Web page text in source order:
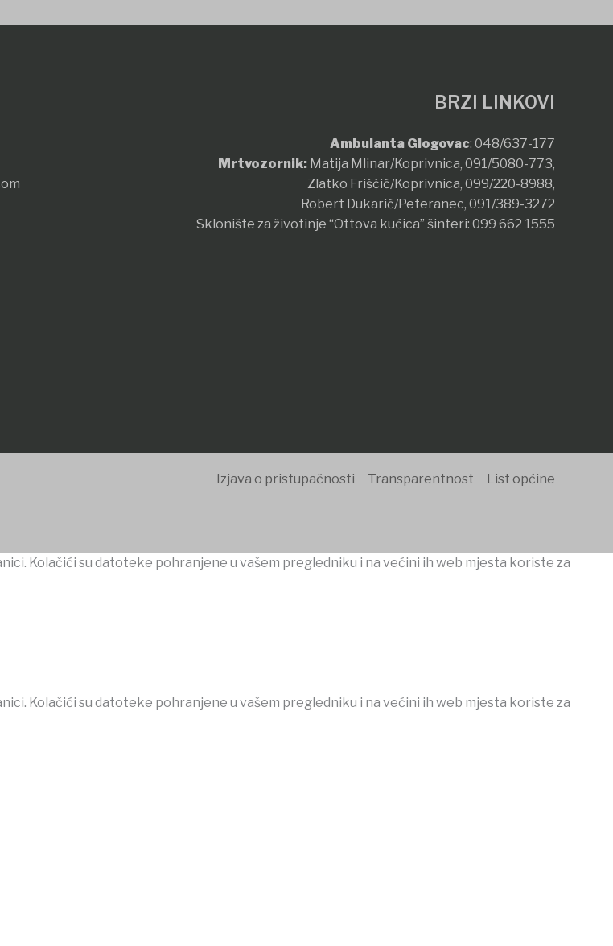
BRZI LINKOVI
Ambulanta Glogovac: 048/637-177
Mrtvozornik: Matija Mlinar/Koprivnica, 091/5080-773,
Zlatko Friščić/Koprivnica, 099/220-8988,
Robert Dukarić/Peteranec, 091/389-3272
Sklonište za životinje “Ottova kućica” šinteri: 099 662 1555
Izjava o pristupačnosti Transparentnost List općine
Kolačići su datoteke pohranjene u vašem pregledniku i na većini ih web mjesta koriste za
Kolačići su datoteke pohranjene u vašem pregledniku i na većini ih web mjesta koriste za